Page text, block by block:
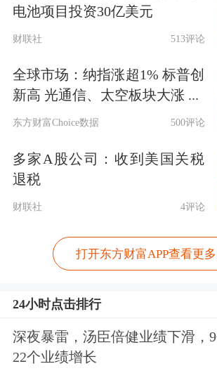
产业结构优化调整，布局
低污染、高附加值的新兴
绿色能源制造绿色产品的“
式。支持高载能产业有序
撑、能源有保障、环境有
移集聚，探索深度降碳路
完善升级园区基础设施。
燃气、氢能、供排水、污
低能耗建筑、近零能耗建筑
造。完善园区绿色交通基础
运输工具低碳零碳替代。
电池项目投资30亿美元
财联社 513评论
全球市场：纳指涨超1% 标普创
新高 光通信、太空板块大涨 ...
东方财富Choice数据 500评论
多家A股公司：收到美国关税
退税
财联社 4评论
打开东方财富APP查看更
24小时点击排行
深夜暴雷，汤臣倍健业绩下滑，9
22个业绩增长